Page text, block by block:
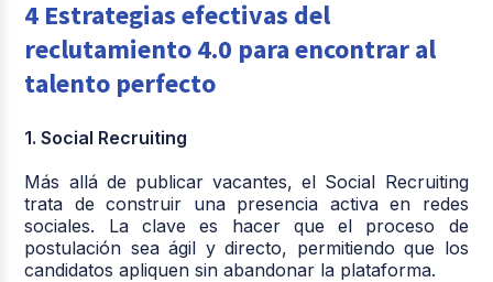
4 Estrategias efectivas del
reclutamiento 4.0 para encontrar al
talento perfecto
1. Social Recruiting
Más allá de publicar vacantes, el Social Recruiting
trata de construir una presencia activa en redes
sociales. La clave es hacer que el proceso de
postulación sea ágil y directo, permitiendo que los
candidatos apliquen sin abandonar la plataforma.